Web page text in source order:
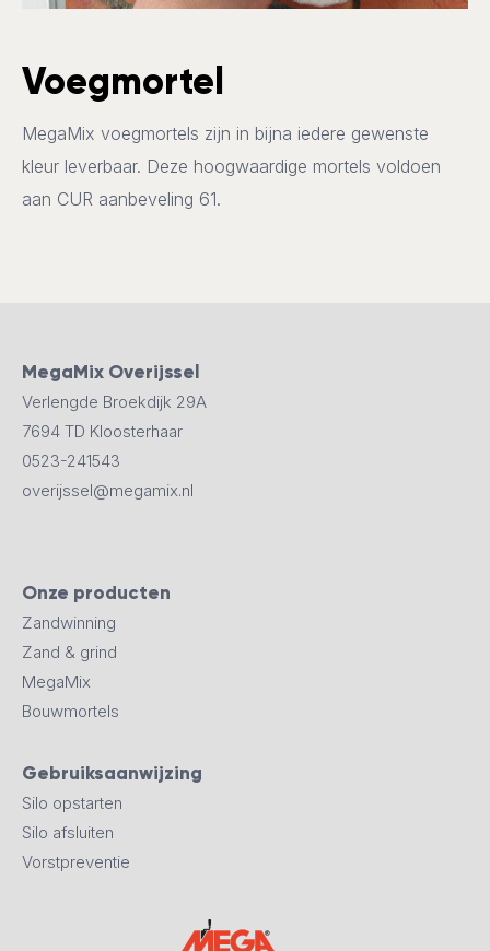
Voegmortel
MegaMix voegmortels zijn in bijna iedere gewenste
kleur leverbaar. Deze hoogwaardige mortels voldoen
aan CUR aanbeveling 61.
MegaMix Overijssel
Verlengde Broekdijk 29A
7694 TD Kloosterhaar
0523-241543
overijssel@megamix.nl
Onze producten
Zandwinning
Zand & grind
MegaMix
Bouwmortels
Gebruiksaanwijzing
Silo opstarten
Silo afsluiten
Vorstpreventie